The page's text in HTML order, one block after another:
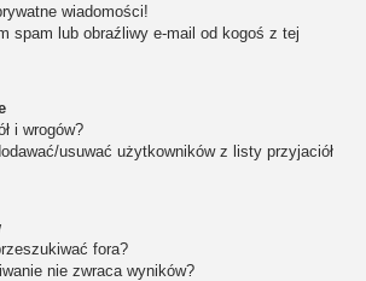
wiadomości!
spam lub obraźliwy e-mail od kogoś z tej
i wrogów?
usuwać użytkowników z listy przyjaciół
fora?
nie zwraca wyników?